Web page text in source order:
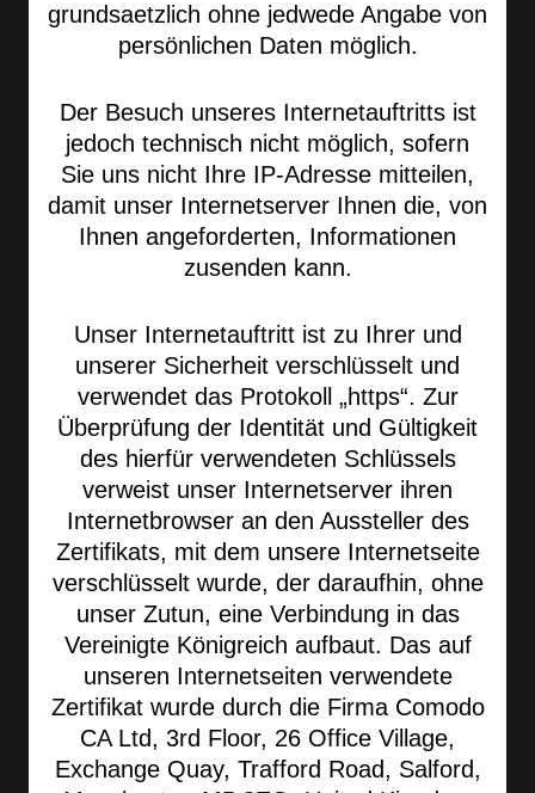
grundsaetzlich ohne jedwede Angabe von
persönlichen Daten möglich.
Der Besuch unseres Internetauftritts ist
jedoch technisch nicht möglich, sofern
Sie uns nicht Ihre IP-Adresse mitteilen,
damit unser Internetserver Ihnen die, von
Ihnen angeforderten, Informationen
zusenden kann.
Unser Internetauftritt ist zu Ihrer und
unserer Sicherheit verschlüsselt und
verwendet das Protokoll „https“. Zur
Überprüfung der Identität und Gültigkeit
des hierfür verwendeten Schlüssels
verweist unser Internetserver ihren
Internetbrowser an den Aussteller des
Zertifikats, mit dem unsere Internetseite
verschlüsselt wurde, der daraufhin, ohne
unser Zutun, eine Verbindung in das
Vereinigte Königreich aufbaut. Das auf
unseren Internetseiten verwendete
Zertifikat wurde durch die Firma Comodo
CA Ltd, 3rd Floor, 26 Office Village,
Exchange Quay, Trafford Road, Salford,